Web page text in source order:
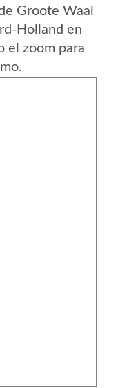
Groote Waal
Holland en
el zoom para